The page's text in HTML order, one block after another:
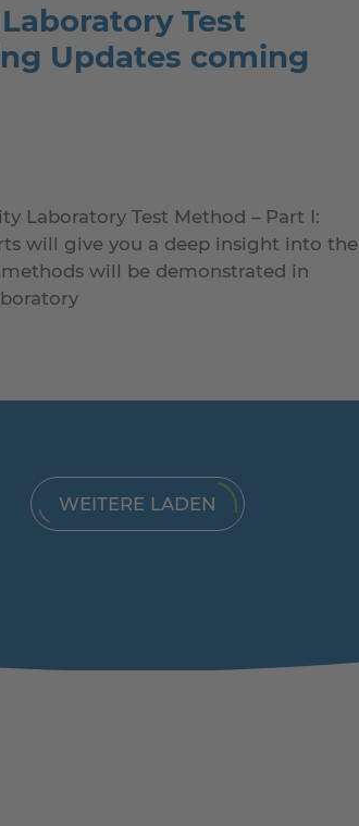
Test
Updates coming
Laboratory Test Method – Part I:
will give you a deep insight into the
will be demonstrated in
WEITERE LADEN